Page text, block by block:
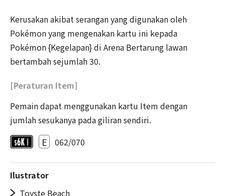
Kerusakan akibat serangan yang digunakan oleh
Pokémon yang mengenakan kartu ini kepada
Pokémon {Kegelapan} di Arena Bertarung lawan
bertambah sejumlah 30.
[Peraturan Item]
Pemain dapat menggunakan kartu Item dengan
jumlah sesukanya pada giliran sendiri.
E 062/070
Ilustrator
Toyste Beach